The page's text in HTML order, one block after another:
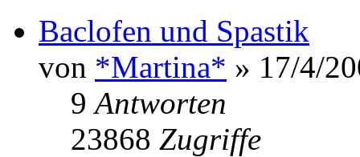
Baclofen und Spastik
von *Martina* » 17/4/
9Antworten
23868 Zugriffe